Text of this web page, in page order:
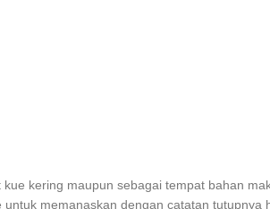
kering maupun sebagai tempat bahan
memanaskan dengan catatan tutupnya